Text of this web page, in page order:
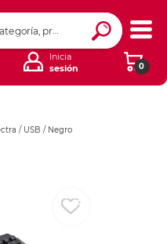
0
Inicia
sesión
/ USB / Negro
Ingresar Codigo